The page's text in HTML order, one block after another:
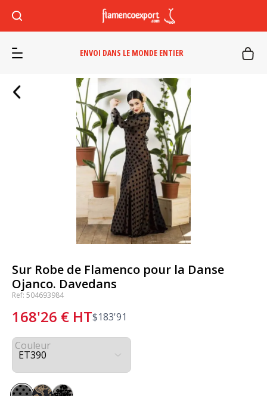
ENVOI DANS LE MONDE ENTIER
Sur Robe de Flamenco pour la Danse
Ojanco. Davedans
Ref: 504693984
168'26 € HT$183'91
Couleur